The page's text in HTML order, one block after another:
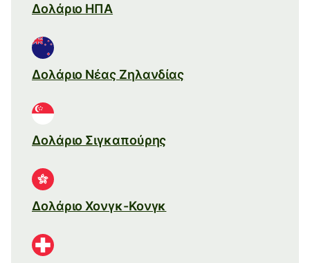
Δολάριο ΗΠΑ
Δολάριο Νέας Ζηλανδίας
Δολάριο Σιγκαπούρης
Δολάριο Χονγκ-Κονγκ